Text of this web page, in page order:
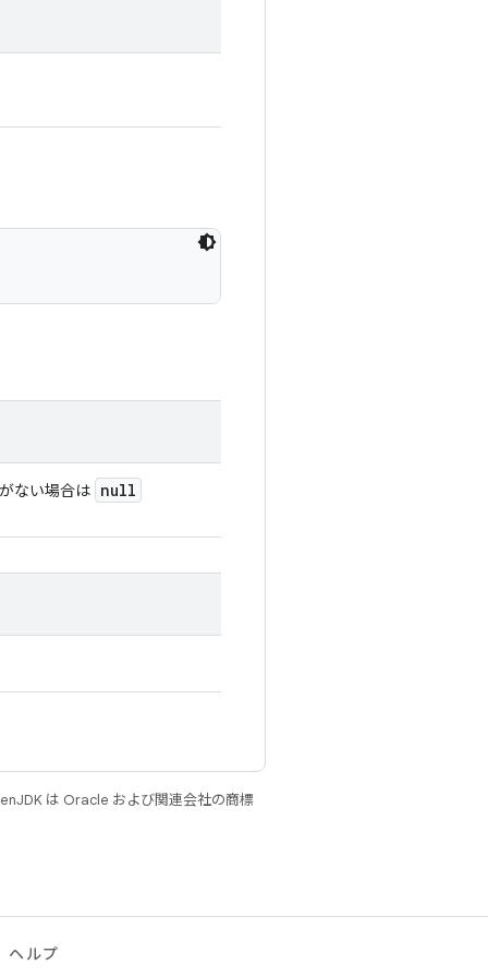
ない場合は null
は Oracle および関連会社の商標
ヘルプ